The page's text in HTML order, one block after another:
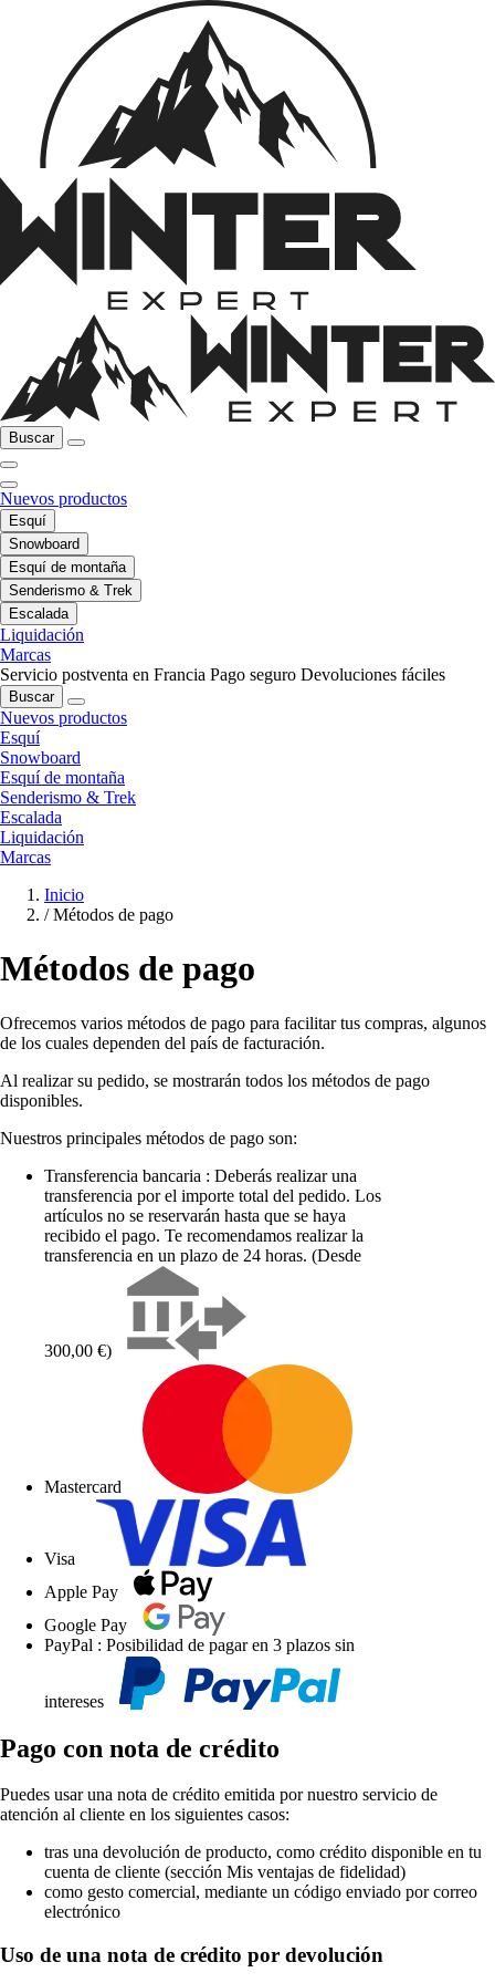
Buscar
Nuevos productos
Esquí
Snowboard
Esquí de montaña
Senderismo & Trek
Escalada
Liquidación
Marcas
Servicio postventa en Francia Pago seguro Devoluciones fáciles
Buscar
Nuevos productos
Esquí
Snowboard
Esquí de montaña
Senderismo & Trek
Escalada
Liquidación
Marcas
Inicio
/ Métodos de pago
Métodos de pago
Ofrecemos varios métodos de pago para facilitar tus compras, algunos
de los cuales dependen del país de facturación.
Al realizar su pedido, se mostrarán todos los métodos de pago
disponibles.
Nuestros principales métodos de pago son:
Transferencia bancaria : Deberás realizar una
transferencia por el importe total del pedido. Los
artículos no se reservarán hasta que se haya
recibido el pago. Te recomendamos realizar la
transferencia en un plazo de 24 horas. (Desde
300,00 €)
Mastercard
Visa
Apple Pay
Google Pay
PayPal : Posibilidad de pagar en 3 plazos sin
intereses
Pago con nota de crédito
Puedes usar una nota de crédito emitida por nuestro servicio de
atención al cliente en los siguientes casos:
tras una devolución de producto, como crédito disponible en tu
cuenta de cliente (sección Mis ventajas de fidelidad)
como gesto comercial, mediante un código enviado por correo
electrónico
Uso de una nota de crédito por devolución